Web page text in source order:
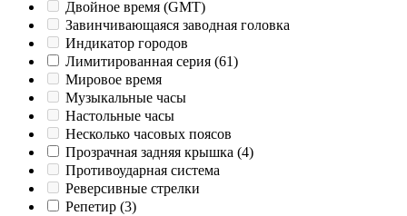
Двойное время (GMT)
Завинчивающаяся заводная головка
Индикатор городов
Лимитированная серия (61)
Мировое время
Музыкальные часы
Настольные часы
Несколько часовых поясов
Прозрачная задняя крышка (4)
Противоударная система
Реверсивные стрелки
Репетир (3)